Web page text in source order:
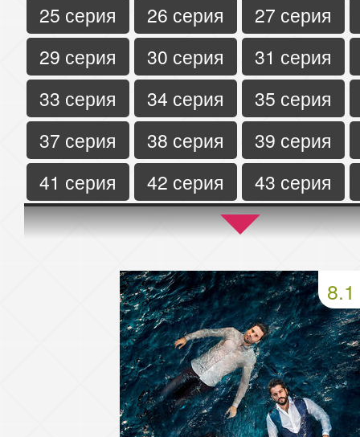
25 серия
26 серия
27 серия
29 серия
30 серия
31 серия
33 серия
34 серия
35 серия
37 серия
38 серия
39 серия
41 серия
42 серия
43 серия
45 серия
46 серия
47 серия
50 серия
51 серия
54 серия
55 серия
58 серия
59 серия
62 серия
63 серия
8.1